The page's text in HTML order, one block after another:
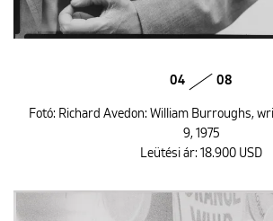
04 08
Fotó: Richard Avedon: William Burroughs,
9, 1975
Leütési ár: 18.900 USD